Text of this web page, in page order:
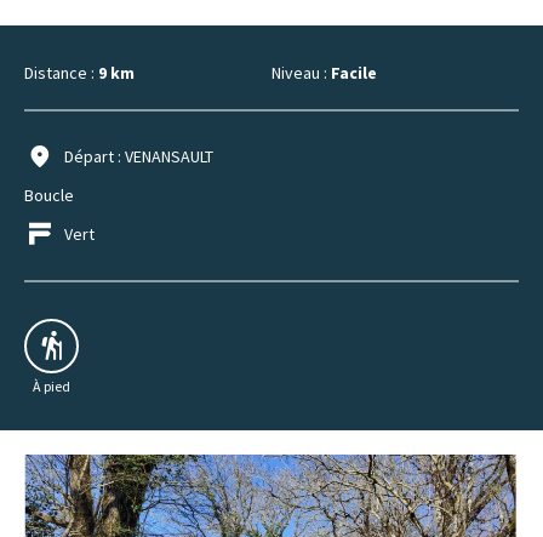
Distance : 9 km Niveau : Facile
Départ : VENANSAULT
Boucle
Vert
À pied